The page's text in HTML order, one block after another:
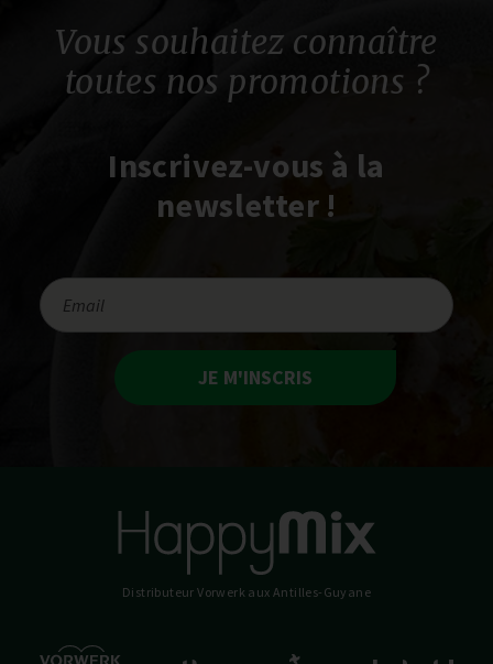
Vous souhaitez connaître
toutes nos promotions ?
Inscrivez-vous à la
newsletter !
JE M'INSCRIS
Distributeur Vorwerk aux Antilles-Guyane